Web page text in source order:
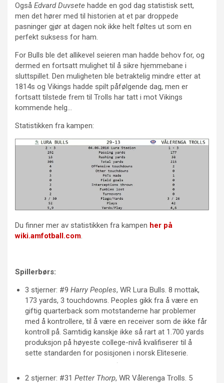
Også Edvard Duvsete hadde en god dag statistisk sett,
men det hører med til historien at et par droppede
pasninger gjør at dagen nok ikke helt føltes ut som en
perfekt suksess for ham.
For Bulls ble det allikevel seieren man hadde behov for, og
dermed en fortsatt mulighet til å sikre hjemmebane i
sluttspillet. Den muligheten ble betraktelig mindre etter at
1814s og Vikings hadde spilt påfølgende dag, men er
fortsatt tilstede frem til Trolls har tatt i mot Vikings
kommende helg…
Statistikken fra kampen:
Du finner mer av statistikken fra kampen her på
wiki.amfotball.com.
Spillerbørs:
3 stjerner: #9 Harry Peoples, WR Lura Bulls. 8 mottak,
173 yards, 3 touchdowns. Peoples gikk fra å være en
giftig quarterback som motstanderne har problemer
med å kontrollere, til å være en receiver som de ikke får
kontroll på. Samtidig kanskje ikke så rart at 1.700 yards
produksjon på høyeste college-nivå kvalifiserer til å
sette standarden for posisjonen i norsk Eliteserie.
2 stjerner: #31 Petter Thorp, WR Vålerenga Trolls. 5